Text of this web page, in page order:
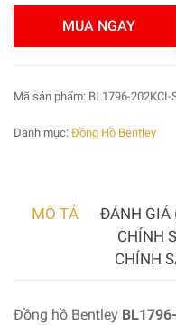
MUA NGAY
Mã sản phẩm: BL1796-202KCI-
Danh mục: Đồng Hồ Bentley
MÔ TẢ ĐÁNH GIÁ
CHÍNH
CHÍNH
Đồng hồ Bentley